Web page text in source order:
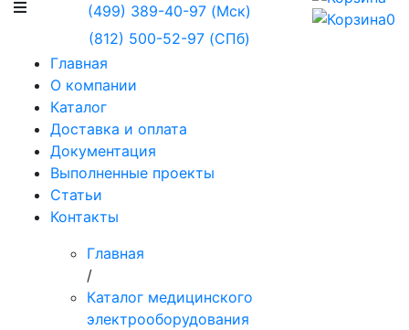
(499) 389-40-97 (Мск)
(812) 500-52-97 (СПб)
0
Главная
О компании
Каталог
Доставка и оплата
Документация
Выполненные проекты
Статьи
Контакты
Главная
/
Каталог медицинского
электрооборудования